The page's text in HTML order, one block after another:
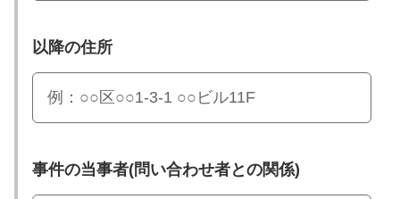
以降の住所
事件の当事者(問い合わせ者との関係)